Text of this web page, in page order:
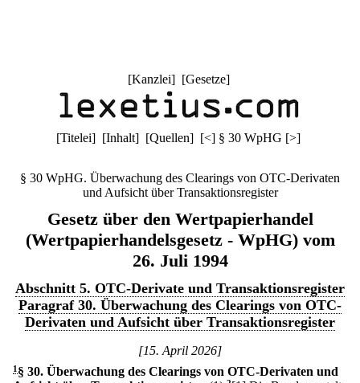
[Kanzlei] [Gesetze]
[Titelei] [Inhalt] [Quellen] [<] § 30 WpHG [>]
§ 30 WpHG. Überwachung des Clearings von OTC-Derivaten
und Aufsicht über Transaktionsregister
Gesetz über den Wertpapierhandel
(Wertpapierhandelsgesetz - WpHG) vom
26. Juli 1994
Abschnitt 5. OTC-Derivate und Transaktionsregister
Paragraf 30. Überwachung des Clearings von OTC-
Derivaten und Aufsicht über Transaktionsregister
[15. April 2026]
1 § 30. Überwachung des Clearings von OTC-Derivaten und